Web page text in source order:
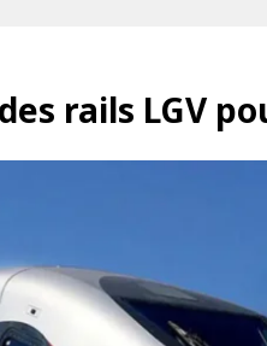
rails LGV